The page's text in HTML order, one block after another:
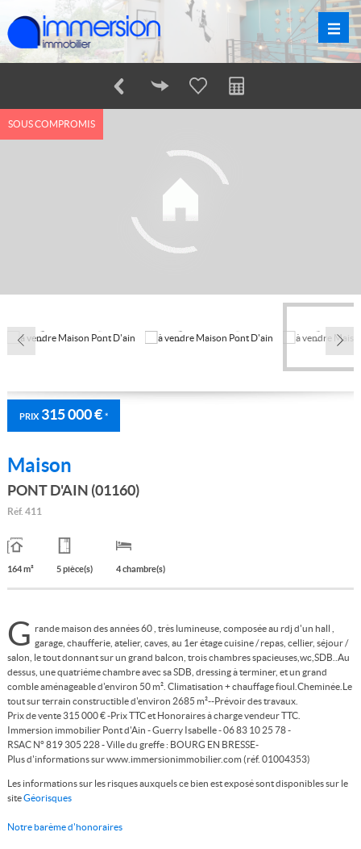
SOUS COMPROMIS
PRIX315 000 € *
Maison
PONT D'AIN (01160)
Réf. 411
164 m² 5 pièce(s) 4 chambre(s)
G rande maison des années 60 , très lumineuse, composée au rdj d'un hall ,
garage, chaufferie, atelier, caves, au 1er étage cuisine / repas, cellier, séjour /
salon, le tout donnant sur un grand balcon, trois chambres spacieuses,wc,SDB..Au
dessus, une quatriéme chambre avec sa SDB, dressing à terminer, et un grand
comble aménageable d'environ 50 m². Climatisation + chauffage fioul.Cheminée.Le
tout sur terrain constructible d'environ 2685 m²--Prévoir des travaux.
Prix de vente 315 000 € -Prix TTC et Honoraires à charge vendeur TTC.
Immersion immobilier Pont d'Ain - Guerry Isabelle - 06 83 10 25 78 -
RSAC N° 819 305 228 - Ville du greffe : BOURG EN BRESSE-
Plus d'informations sur www.immersionimmobilier.com (réf. 01004353)
Les informations sur les risques auxquels ce bien est exposé sont disponibles sur le
siteGéorisques
Notre barème d'honoraires